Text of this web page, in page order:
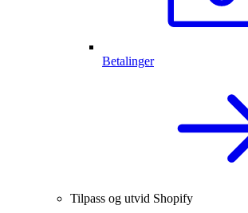
Betalinger
Tilpass og utvid Shopify